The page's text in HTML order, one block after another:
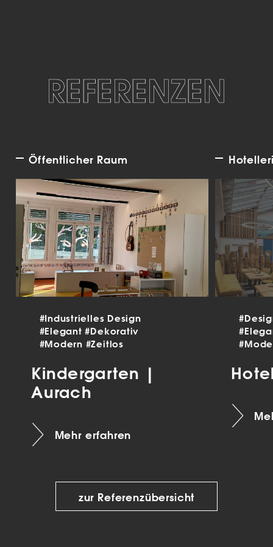
REFERENZEN
Öffentlicher Raum
#Industrielles Design
#Elegant#Dekorativ
#Modern #Zeitlos
Kindergarten |
Aurach
Mehr erfahren
zur Referenzübersicht